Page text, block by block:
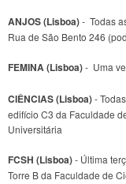
ANJOS (Lisboa)- Todas
Rua de São Bento 246
FEMINA (Lisboa)- Uma
CIÊNCIAS (Lisboa)-
edifício C3 da Faculdade
Universitária
FCSH (Lisboa)- Última
Torre B da Faculdade de